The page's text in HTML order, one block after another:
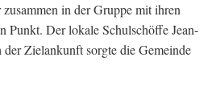
in der Gruppe mit ihren
Punkt. Der lokale Schulschöffe Jean-
Zielankunft sorgte die Gemeinde